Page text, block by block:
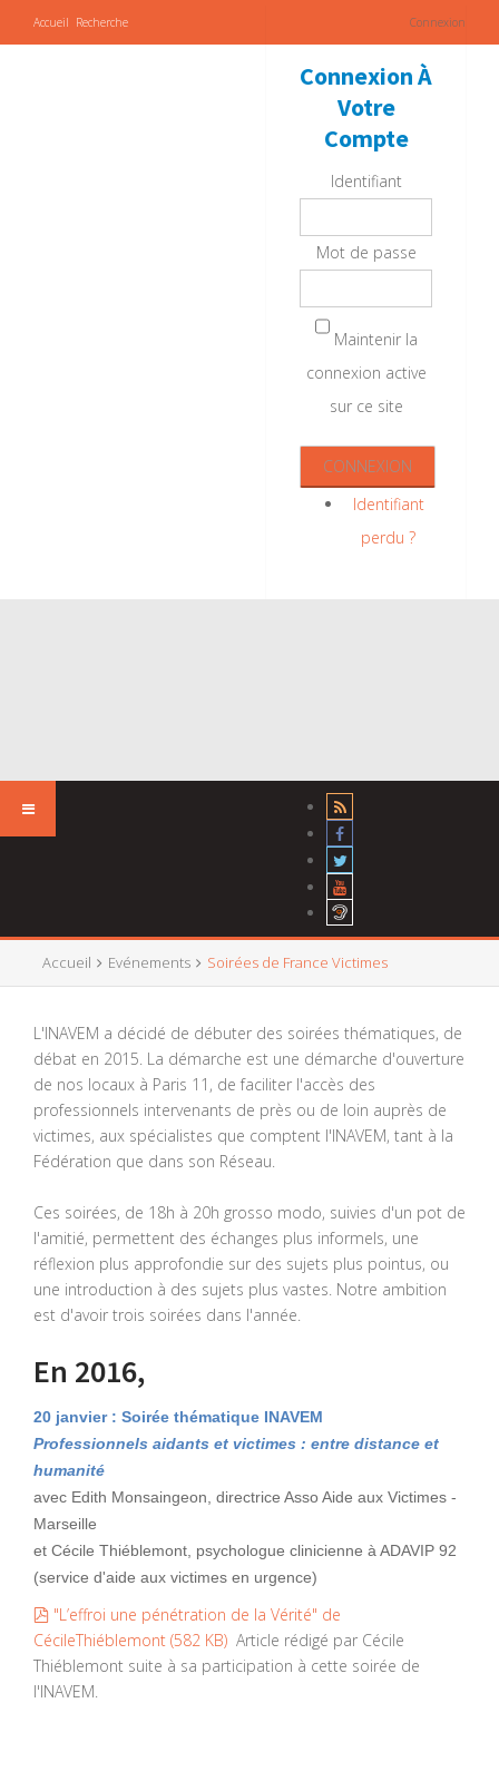
Accueil Recherche Connexion
Connexion À
Votre
Compte
Identifiant
Mot de passe
Maintenir la
connexion active
sur ce site
Identifiant
perdu ?
Accueil Evénements Soirées de France Victimes
L'INAVEM a décidé de débuter des soirées thématiques, de
débat en 2015. La démarche est une démarche d'ouverture
de nos locaux à Paris 11, de faciliter l'accès des
professionnels intervenants de près ou de loin auprès de
victimes, aux spécialistes que comptent l'INAVEM, tant à la
Fédération que dans son Réseau.
Ces soirées, de 18h à 20h grosso modo, suivies d'un pot de
l'amitié, permettent des échanges plus informels, une
réflexion plus approfondie sur des sujets plus pointus, ou
une introduction à des sujets plus vastes. Notre ambition
est d'avoir trois soirées dans l'année.
En 2016,
20 janvier : Soirée thématique INAVEM
Professionnels aidants et victimes : entre distance et
humanité
avec Edith Monsaingeon, directrice Asso Aide aux Victimes -
Marseille
et Cécile Thiéblemont, psychologue clinicienne à ADAVIP 92
(service d'aide aux victimes en urgence)
pdf
"L’effroi une pénétration de la Vérité" de
CécileThiéblemont (582 KB) Article rédigé par Cécile
Thiéblemont suite à sa participation à cette soirée de
l'INAVEM.